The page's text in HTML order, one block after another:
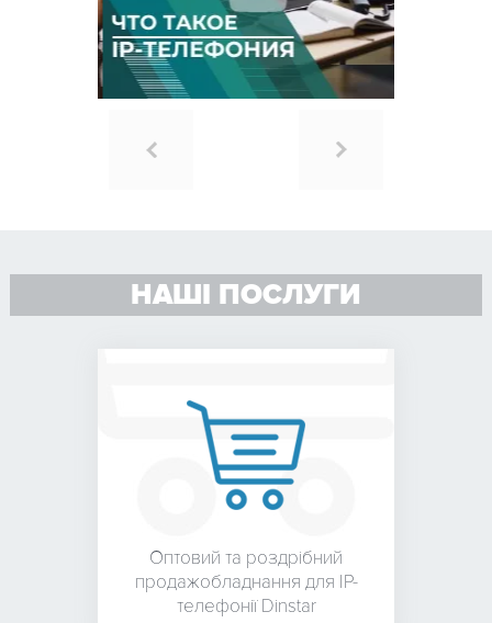
НАШІ ПОСЛУГИ
Оптовий та роздрібний
продажобладнання для IP-
телефонії Dinstar